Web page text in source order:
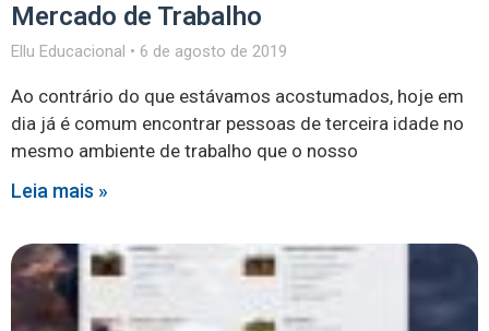
Mercado de Trabalho
Ellu Educacional 6 de agosto de 2019
Ao contrário do que estávamos acostumados, hoje em
dia já é comum encontrar pessoas de terceira idade no
mesmo ambiente de trabalho que o nosso
Leia mais »